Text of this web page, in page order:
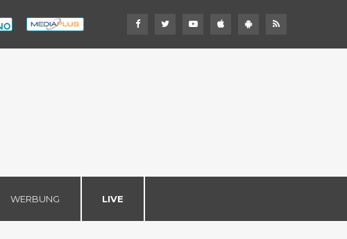
WERBUNG LIVE